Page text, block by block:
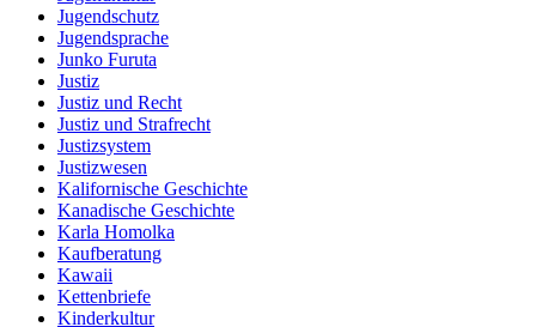
Jugendschutz
Jugendsprache
Junko Furuta
Justiz
Justiz und Recht
Justiz und Strafrecht
Justizsystem
Justizwesen
Kalifornische Geschichte
Kanadische Geschichte
Karla Homolka
Kaufberatung
Kawaii
Kettenbriefe
Kinderkultur